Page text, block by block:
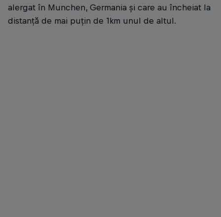
alergat în Munchen, Germania și care au încheiat la
distanță de mai puțin de 1km unul de altul.